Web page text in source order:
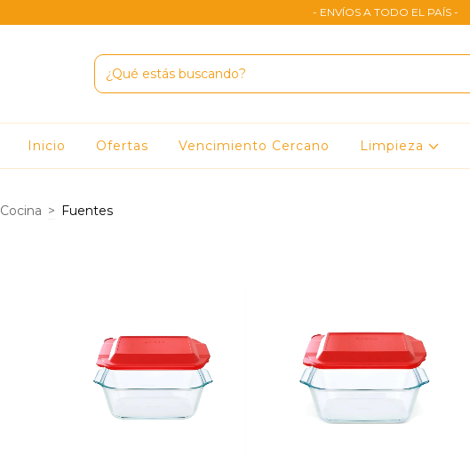
- ENVÍOS A TODO EL PAÍS -
Inicio Ofertas Vencimiento Cercano Limpieza
Cocina > Fuentes